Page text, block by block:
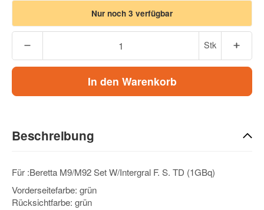
Nur noch 3 verfügbar
Stk
In den Warenkorb
Beschreibung
Für :Beretta M9/M92 Set W/Intergral F. S. TD (1GBq)
Vorderseitefarbe: grün
Rücksichtfarbe: grün